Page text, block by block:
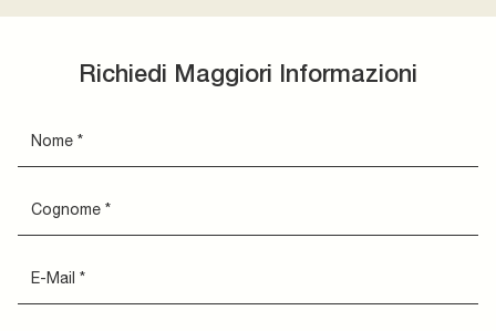
Richiedi Maggiori Informazioni